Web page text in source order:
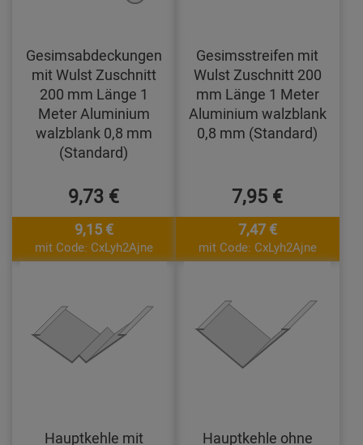
Gesimsabdeckungen
mit Wulst Zuschnitt
200 mm Länge 1
Meter Aluminium
walzblank 0,8 mm
(Standard)
9,73 €
9,15 €
mit Code: CxLyh2Ajne
Gesimsstreifen mit
Wulst Zuschnitt 200
mm Länge 1 Meter
Aluminium walzblank
0,8 mm (Standard)
7,95 €
7,47 €
mit Code: CxLyh2Ajne
Hauptkehle mit
Hauptkehle ohne